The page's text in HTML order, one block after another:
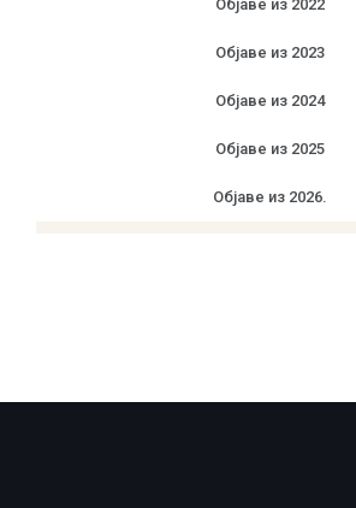
Објаве из 2022
Објаве из 2023
Објаве из 2024
Објаве из 2025
Објаве из 2026.